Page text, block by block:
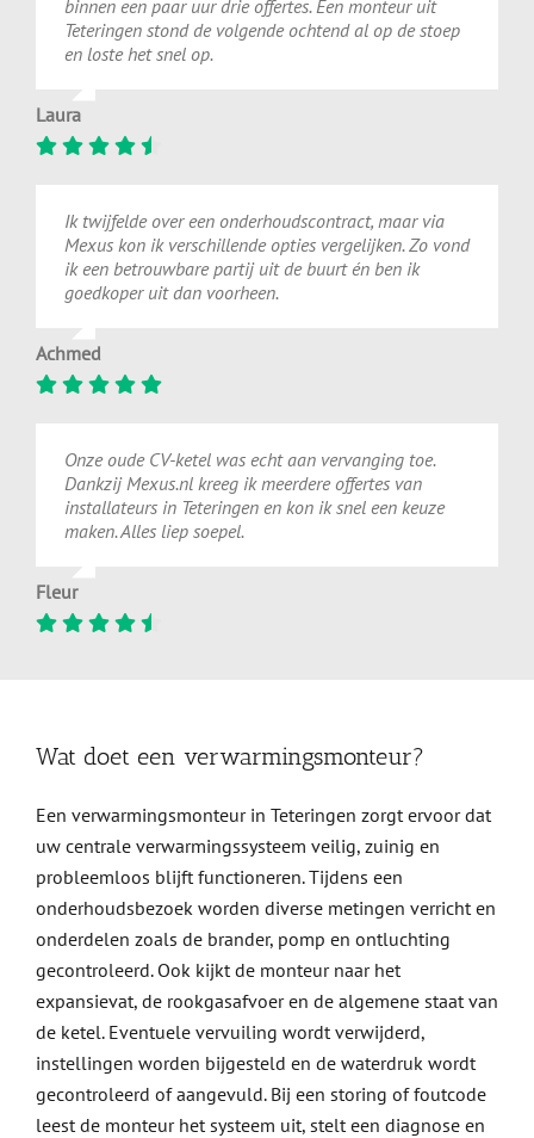
binnen een paar uur drie offertes. Een monteur uit
Teteringen stond de volgende ochtend al op de stoep
en loste het snel op.
Laura
Ik twijfelde over een onderhoudscontract, maar via
Mexus kon ik verschillende opties vergelijken. Zo vond
ik een betrouwbare partij uit de buurt én ben ik
goedkoper uit dan voorheen.
Achmed
Onze oude CV-ketel was echt aan vervanging toe.
Dankzij Mexus.nl kreeg ik meerdere offertes van
installateurs in Teteringen en kon ik snel een keuze
maken. Alles liep soepel.
Fleur
Wat doet een verwarmingsmonteur?
Een verwarmingsmonteur in Teteringen zorgt ervoor dat
uw centrale verwarmingssysteem veilig, zuinig en
probleemloos blijft functioneren. Tijdens een
onderhoudsbezoek worden diverse metingen verricht en
onderdelen zoals de brander, pomp en ontluchting
gecontroleerd. Ook kijkt de monteur naar het
expansievat, de rookgasafvoer en de algemene staat van
de ketel. Eventuele vervuiling wordt verwijderd,
instellingen worden bijgesteld en de waterdruk wordt
gecontroleerd of aangevuld. Bij een storing of foutcode
leest de monteur het systeem uit, stelt een diagnose en